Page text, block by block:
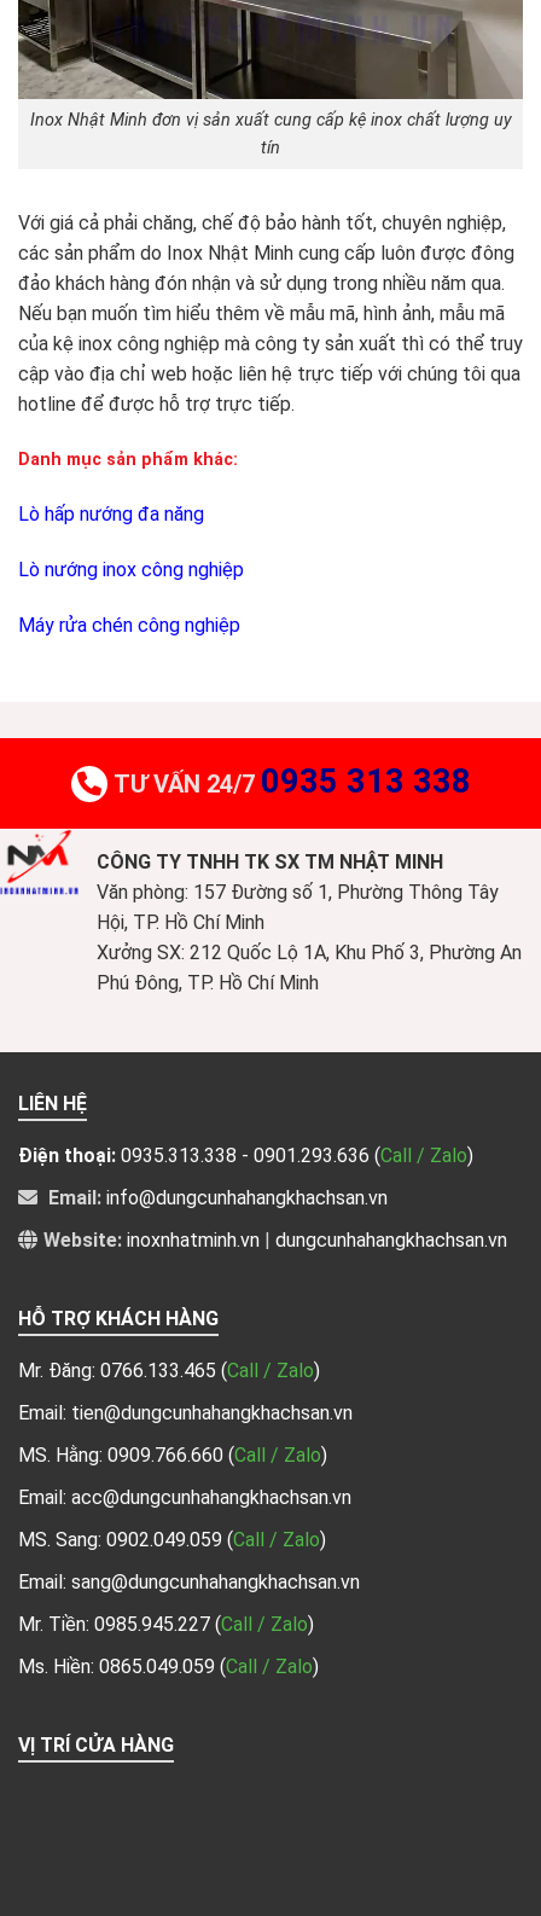
Inox Nhật Minh đơn vị sản xuất cung cấp kệ inox chất lượng uy
tín
Với giá cả phải chăng, chế độ bảo hành tốt, chuyên nghiệp,
các sản phẩm do Inox Nhật Minh cung cấp luôn được đông
đảo khách hàng đón nhận và sử dụng trong nhiều năm qua.
Nếu bạn muốn tìm hiểu thêm về mẫu mã, hình ảnh, mẫu mã
của kệ inox công nghiệp mà công ty sản xuất thì có thể truy
cập vào địa chỉ web hoặc liên hệ trực tiếp với chúng tôi qua
hotline để được hỗ trợ trực tiếp.
Danh mục sản phẩm khác:
Lò hấp nướng đa năng
Lò nướng inox công nghiệp
Máy rửa chén công nghiệp
TƯ VẤN 24/7 0935 313 338
CÔNG TY TNHH TK SX TM NHẬT MINH
Văn phòng: 157 Đường số 1, Phường Thông Tây
Hội, TP. Hồ Chí Minh
Xưởng SX: 212 Quốc Lộ 1A, Khu Phố 3, Phường An
Phú Đông, TP. Hồ Chí Minh
LIÊN HỆ
Điện thoại: 0935.313.338 - 0901.293.636 (Call / Zalo)
Email: info@dungcunhahangkhachsan.vn
Website: inoxnhatminh.vn | dungcunhahangkhachsan.vn
HỖ TRỢ KHÁCH HÀNG
Mr. Đăng: 0766.133.465 (Call / Zalo)
Email: tien@dungcunhahangkhachsan.vn
MS. Hằng: 0909.766.660 (Call / Zalo)
Email: acc@dungcunhahangkhachsan.vn
MS. Sang: 0902.049.059 (Call / Zalo)
Email: sang@dungcunhahangkhachsan.vn
Mr. Tiền: 0985.945.227 (Call / Zalo)
Ms. Hiền: 0865.049.059 (Call / Zalo)
VỊ TRÍ CỬA HÀNG